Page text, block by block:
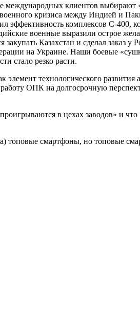
клиентов выбирают
кризиса между Индией и
комплексов С-400,
военные выразили острое
Казахстан и сделал заказ
на Украине. Наши боевые
стало резко расти.
технологического развития
ОПК на долгосрочную
в цехах заводов» и
топовые смартфоны, но топовые